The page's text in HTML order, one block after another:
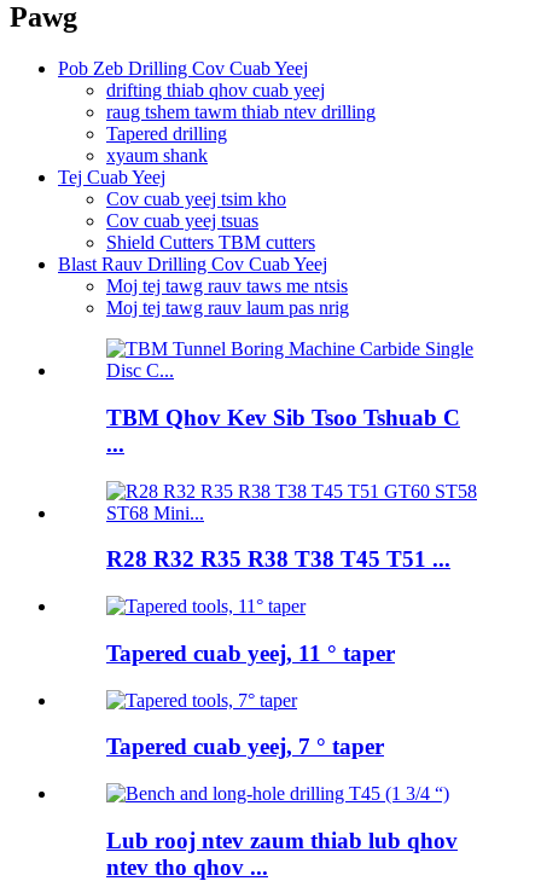
Pawg
Pob Zeb Drilling Cov Cuab Yeej
drifting thiab qhov cuab yeej
raug tshem tawm thiab ntev drilling
Tapered drilling
xyaum shank
Tej Cuab Yeej
Cov cuab yeej tsim kho
Cov cuab yeej tsuas
Shield Cutters TBM cutters
Blast Rauv Drilling Cov Cuab Yeej
Moj tej tawg rauv taws me ntsis
Moj tej tawg rauv laum pas nrig
TBM Qhov Kev Sib Tsoo Tshuab C
...
R28 R32 R35 R38 T38 T45 T51 ...
Tapered cuab yeej, 11 ° taper
Tapered cuab yeej, 7 ° taper
Lub rooj ntev zaum thiab lub qhov
ntev tho qhov ...